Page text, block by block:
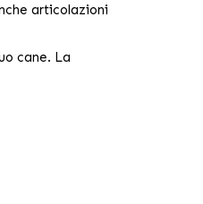
articolazioni
cane. La